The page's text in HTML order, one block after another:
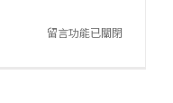
在
留言功能已關閉